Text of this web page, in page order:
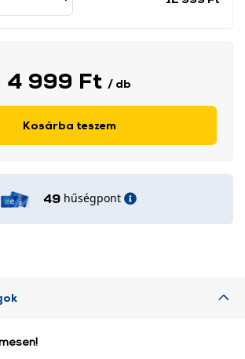
4 999 Ft / db
Kosárba teszem
49 hűségpont